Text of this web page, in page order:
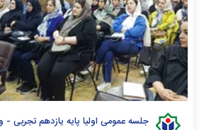
جلسه عمومی اولیا پایه یازدهم تجربی -